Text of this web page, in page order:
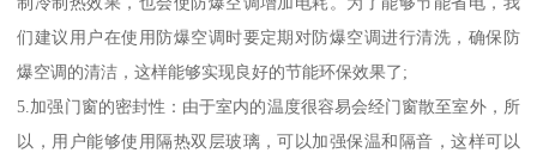
们建议用户在使用防爆空调时要定期对防爆空调进行清洗，确保防
爆空调的清洁，这样能够实现良好的节能环保效果了;
5.加强门窗的密封性：由于室内的温度很容易会经门窗散至室外，所
以，用户能够使用隔热双层玻璃，可以加强保温和隔音，这样可以